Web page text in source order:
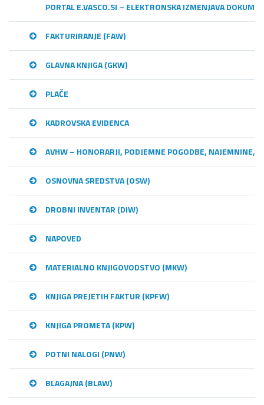
PORTAL E.VASCO.SI – ELEKTRONSKA IZMENJAVA
FAKTURIRANJE (FAW)
GLAVNA KNJIGA (GKW)
PLAČE
KADROVSKA EVIDENCA
AVHW – HONORARJI, PODJEMNE POGODBE, NAJEMNINE,…
OSNOVNA SREDSTVA (OSW)
DROBNI INVENTAR (DIW)
NAPOVED
MATERIALNO KNJIGOVODSTVO (MKW)
KNJIGA PREJETIH FAKTUR (KPFW)
KNJIGA PROMETA (KPW)
POTNI NALOGI (PNW)
BLAGAJNA (BLAW)